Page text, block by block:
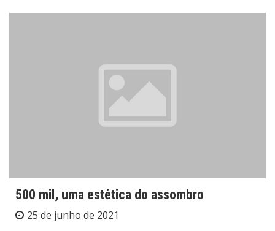
500 mil, uma estética do assombro
25 de junho de 2021